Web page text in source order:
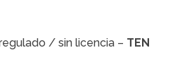
/ sin licencia – TEN